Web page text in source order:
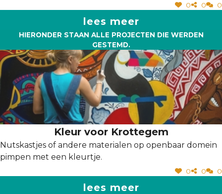
0 0 0
lees meer
HIERONDER STAAN ALLE PROJECTEN DIE WERDEN
GESTEMD.
Kleur voor Krottegem
Nutskastjes of andere materialen op openbaar domein
pimpen met een kleurtje.
0 0 0
lees meer